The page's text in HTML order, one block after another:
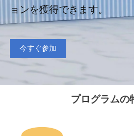
ョンを獲得できます。
今すぐ参加
プログラムの